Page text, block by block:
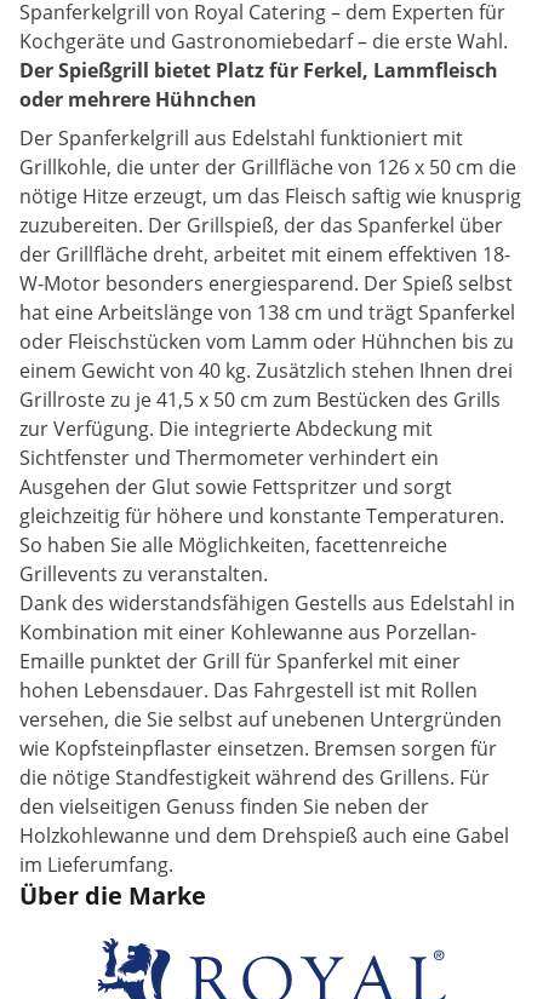
Spanferkelgrill von Royal Catering – dem Experten für
Kochgeräte und Gastronomiebedarf – die erste Wahl.
Der Spießgrill bietet Platz für Ferkel, Lammfleisch
oder mehrere Hühnchen
Der Spanferkelgrill aus Edelstahl funktioniert mit
Grillkohle, die unter der Grillfläche von 126 x 50 cm die
nötige Hitze erzeugt, um das Fleisch saftig wie knusprig
zuzubereiten. Der Grillspieß, der das Spanferkel über
der Grillfläche dreht, arbeitet mit einem effektiven 18-
W-Motor besonders energiesparend. Der Spieß selbst
hat eine Arbeitslänge von 138 cm und trägt Spanferkel
oder Fleischstücken vom Lamm oder Hühnchen bis zu
einem Gewicht von 40 kg. Zusätzlich stehen Ihnen drei
Grillroste zu je 41,5 x 50 cm zum Bestücken des Grills
zur Verfügung. Die integrierte Abdeckung mit
Sichtfenster und Thermometer verhindert ein
Ausgehen der Glut sowie Fettspritzer und sorgt
gleichzeitig für höhere und konstante Temperaturen.
So haben Sie alle Möglichkeiten, facettenreiche
Grillevents zu veranstalten.
Dank des widerstandsfähigen Gestells aus Edelstahl in
Kombination mit einer Kohlewanne aus Porzellan-
Emaille punktet der Grill für Spanferkel mit einer
hohen Lebensdauer. Das Fahrgestell ist mit Rollen
versehen, die Sie selbst auf unebenen Untergründen
wie Kopfsteinpflaster einsetzen. Bremsen sorgen für
die nötige Standfestigkeit während des Grillens. Für
den vielseitigen Genuss finden Sie neben der
Holzkohlewanne und dem Drehspieß auch eine Gabel
im Lieferumfang.
Über die Marke